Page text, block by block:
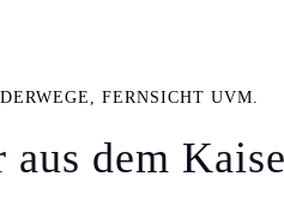
FERNSICHT UVM.
dem